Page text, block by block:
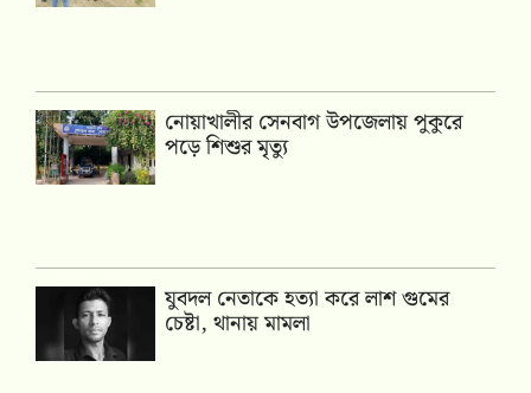
নোয়াখালীর সেনবাগ উপজেলায় পুকুরে
পড়ে শিশুর মৃত্যু
যুবদল নেতাকে হত্যা করে লাশ গুমের
চেষ্টা, থানায় মামলা